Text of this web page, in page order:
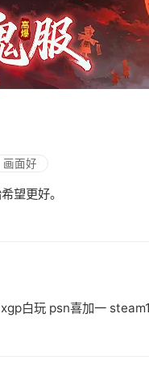
画面好
望更好。
白玩 psn喜加一